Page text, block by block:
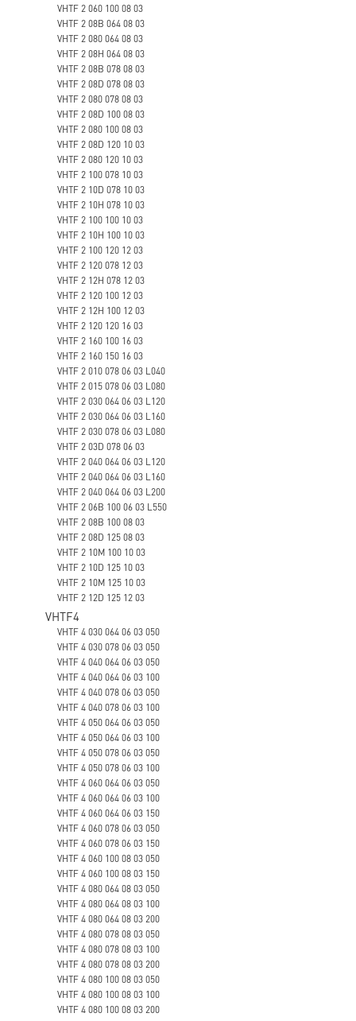
VHTF 2 060 100 08 03
VHTF 2 08B 064 08 03
VHTF 2 080 064 08 03
VHTF 2 08H 064 08 03
VHTF 2 08B 078 08 03
VHTF 2 08D 078 08 03
VHTF 2 080 078 08 03
VHTF 2 08D 100 08 03
VHTF 2 080 100 08 03
VHTF 2 08D 120 10 03
VHTF 2 080 120 10 03
VHTF 2 100 078 10 03
VHTF 2 10D 078 10 03
VHTF 2 10H 078 10 03
VHTF 2 100 100 10 03
VHTF 2 10H 100 10 03
VHTF 2 100 120 12 03
VHTF 2 120 078 12 03
VHTF 2 12H 078 12 03
VHTF 2 120 100 12 03
VHTF 2 12H 100 12 03
VHTF 2 120 120 16 03
VHTF 2 160 100 16 03
VHTF 2 160 150 16 03
VHTF 2 010 078 06 03 L040
VHTF 2 015 078 06 03 L080
VHTF 2 030 064 06 03 L120
VHTF 2 030 064 06 03 L160
VHTF 2 030 078 06 03 L080
VHTF 2 03D 078 06 03
VHTF 2 040 064 06 03 L120
VHTF 2 040 064 06 03 L160
VHTF 2 040 064 06 03 L200
VHTF 2 06B 100 06 03 L550
VHTF 2 08B 100 08 03
VHTF 2 08D 125 08 03
VHTF 2 10M 100 10 03
VHTF 2 10D 125 10 03
VHTF 2 10M 125 10 03
VHTF 2 12D 125 12 03
VHTF4
VHTF 4 030 064 06 03 050
VHTF 4 030 078 06 03 050
VHTF 4 040 064 06 03 050
VHTF 4 040 064 06 03 100
VHTF 4 040 078 06 03 050
VHTF 4 040 078 06 03 100
VHTF 4 050 064 06 03 050
VHTF 4 050 064 06 03 100
VHTF 4 050 078 06 03 050
VHTF 4 050 078 06 03 100
VHTF 4 060 064 06 03 050
VHTF 4 060 064 06 03 100
VHTF 4 060 064 06 03 150
VHTF 4 060 078 06 03 050
VHTF 4 060 078 06 03 150
VHTF 4 060 100 08 03 050
VHTF 4 060 100 08 03 150
VHTF 4 080 064 08 03 050
VHTF 4 080 064 08 03 100
VHTF 4 080 064 08 03 200
VHTF 4 080 078 08 03 050
VHTF 4 080 078 08 03 100
VHTF 4 080 078 08 03 200
VHTF 4 080 100 08 03 050
VHTF 4 080 100 08 03 100
VHTF 4 080 100 08 03 200